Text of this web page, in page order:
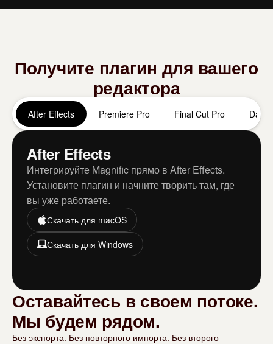
Получите плагин для вашего
редактора
After Effects Premiere Pro Final Cut Pro
After Effects
Интегрируйте Magnific прямо в After Effects.
Установите плагин и начните творить там, где
вы уже работаете.
Скачать для macOS
Скачать для Windows
Оставайтесь в своем потоке.
Мы будем рядом.
Без экспорта. Без повторного импорта. Без второго